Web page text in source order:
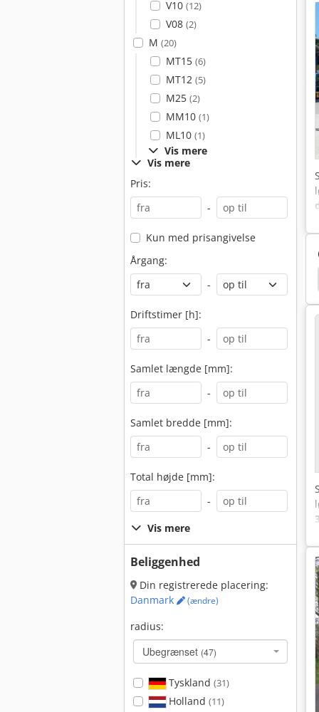
V10 (12)
V08 (2)
M (20)
MT15 (6)
MT12 (5)
M25 (2)
MM10 (1)
ML10 (1)
Vis mere
Vis mere
Pris:
-
Kun med prisangivelse
Årgang:
-
Driftstimer [h]:
-
Samlet længde [mm]:
-
Samlet bredde [mm]:
-
Total højde [mm]:
-
Vis mere
Beliggenhed
Din registrerede placering:
Danmark
(ændre)
radius:
Ubegrænset (47)
Tyskland (31)
Holland (11)
Hyster H2.0Fts Hyster P1.8